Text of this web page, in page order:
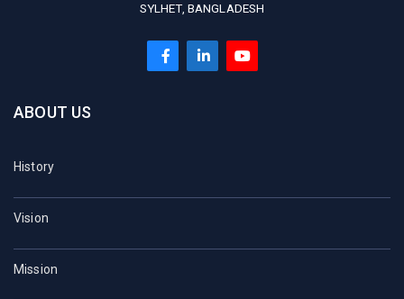
SYLHET, BANGLADESH
ABOUT US
History
Vision
Mission